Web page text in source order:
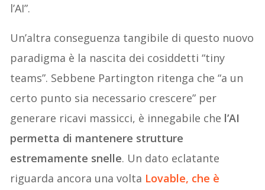
l’AI”.
Un’altra conseguenza tangibile di questo nuovo
paradigma è la nascita dei cosiddetti “tiny
teams”. Sebbene Partington ritenga che “a un
certo punto sia necessario crescere” per
generare ricavi massicci, è innegabile che l’AI
permetta di mantenere strutture
estremamente snelle. Un dato eclatante
riguarda ancora una volta Lovable, che è